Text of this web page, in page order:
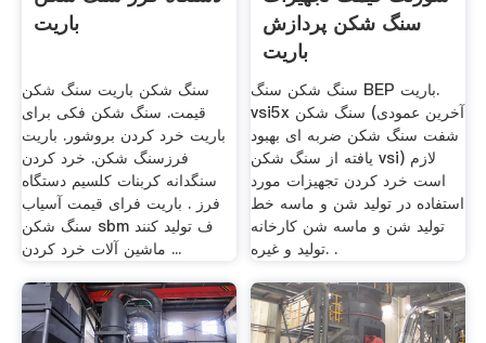
باریت
سنگ شکن باریت سنگ شکن
قیمت. سنگ شکن فکی برای
باریت خرد کردن بروشور. باریت
فرزسنگ شکن. خرد کردن
سنگدانه کربنات کلسیم دستگاه
فرز . باریت فرای قیمت آسیاب
سنگ شکن sbm ف تولید کنند
ماشین آلات خرد کردن ...
سنگ شکن پردازش
باریت
سنگ شکن سنگ BEP باریت.
vsi5x سنگ شکن (آخرین عمودی
شفت سنگ شکن ضربه ای بهبود
یافته از سنگ شکن vsi) لازم
است خرد کردن تجهیزات مورد
استفاده در تولید شن و ماسه خط
تولید شن و ماسه شن کارخانه
تولید و غیره. .